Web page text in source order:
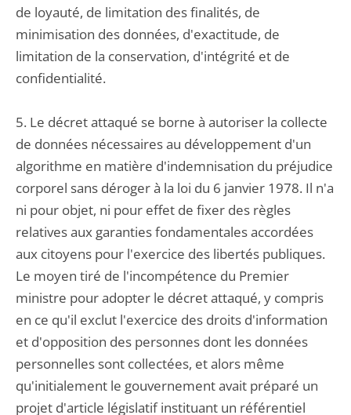
de loyauté, de limitation des finalités, de
minimisation des données, d'exactitude, de
limitation de la conservation, d'intégrité et de
confidentialité.
5. Le décret attaqué se borne à autoriser la collecte
de données nécessaires au développement d'un
algorithme en matière d'indemnisation du préjudice
corporel sans déroger à la loi du 6 janvier 1978. Il n'a
ni pour objet, ni pour effet de fixer des règles
relatives aux garanties fondamentales accordées
aux citoyens pour l'exercice des libertés publiques.
Le moyen tiré de l'incompétence du Premier
ministre pour adopter le décret attaqué, y compris
en ce qu'il exclut l'exercice des droits d'information
et d'opposition des personnes dont les données
personnelles sont collectées, et alors même
qu'initialement le gouvernement avait préparé un
projet d'article législatif instituant un référentiel